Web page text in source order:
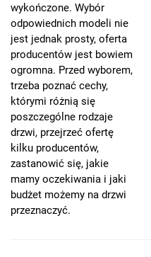
wykończone. Wybór
odpowiednich modeli nie
jest jednak prosty, oferta
producentów jest bowiem
ogromna. Przed wyborem,
trzeba poznać cechy,
którymi różnią się
poszczególne rodzaje
drzwi, przejrzeć ofertę
kilku producentów,
zastanowić się, jakie
mamy oczekiwania i jaki
budżet możemy na drzwi
przeznaczyć.